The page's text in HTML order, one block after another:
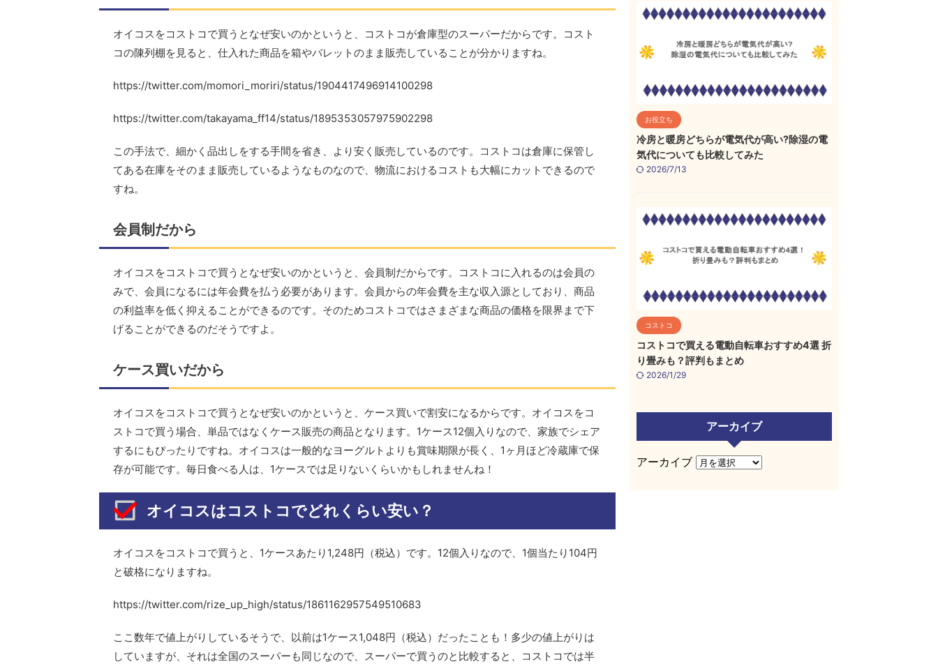
オイコスをコストコで買うとなぜ安いのかというと、コストコが倉庫型のスーパーだからです。コスト
コの陳列棚を見ると、仕入れた商品を箱やバレットのまま販売していることが分かりますね。
https://twitter.com/momori_moriri/status/1904417496914100298
https://twitter.com/takayama_ff14/status/1895353057975902298
この手法で、細かく品出しをする手間を省き、より安く販売しているのです。コストコは倉庫に保管し
てある在庫をそのまま販売しているようなものなので、物流におけるコストも大幅にカットできるので
すね。
会員制だから
オイコスをコストコで買うとなぜ安いのかというと、会員制だからです。コストコに入れるのは会員の
みで、会員になるには年会費を払う必要があります。会員からの年会費を主な収入源としており、商品
の利益率を低く抑えることができるのです。そのためコストコではさまざまな商品の価格を限界まで下
げることができるのだそうですよ。
ケース買いだから
オイコスをコストコで買うとなぜ安いのかというと、ケース買いで割安になるからです。オイコスをコ
ストコで買う場合、単品ではなくケース販売の商品となります。1ケース12個入りなので、家族でシェア
するにもぴったりですね。オイコスは一般的なヨーグルトよりも賞味期限が長く、1ヶ月ほど冷蔵庫で保
存が可能です。毎日食べる人は、1ケースでは足りないくらいかもしれませんね！
オイコスはコストコでどれくらい安い？
オイコスをコストコで買うと、1ケースあたり1,248円（税込）です。12個入りなので、1個当たり104円
と破格になりますね。
https://twitter.com/rize_up_high/status/1861162957549510683
ここ数年で値上がりしているそうで、以前は1ケース1,048円（税込）だったことも！多少の値上がりは
していますが、それは全国のスーパーも同じなので、スーパーで買うのと比較すると、コストコでは半
お役立ち
冷房と暖房どちらが電気代が高い?除湿の電
気代についても比較してみた
2026/7/13
コストコ
コストコで買える電動自転車おすすめ4選 折
り畳みも？評判もまとめ
2026/1/29
アーカイブ
アーカイブ